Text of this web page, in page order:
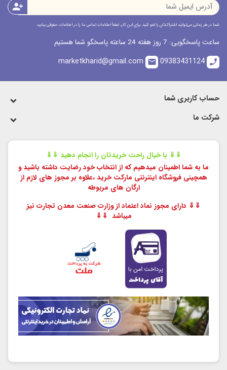
person_add
شما در هر زمانی می‌توانید اشتراک‌تان را لغو کنید. برای این کار، لطفاً اطلاعات تماس ما را در اطلاعات حقوقی بیابید.
ساعت پاسخگویی: 7 روز هفته 24 ساعته پاسخگو شما هستیم
call
09383431124
email
حساب کاربری شما
شرکت ما
⇓⇓ با خیال راحت خریدتان را انجام دهید ⇓⇓
ما به شما اطمینان میدهیم که از انتخاب خود رضایت داشته باشید و
همچینی فروشگاه اینترنتی مارکت خرید ،علاوه بر مجوز های لازم از
ارگان های مربوطه
⇓⇓ دارای مجوز نماد اعتماد از وزارت صنعت معدن تجارت نیز
میباشد ⇓⇓